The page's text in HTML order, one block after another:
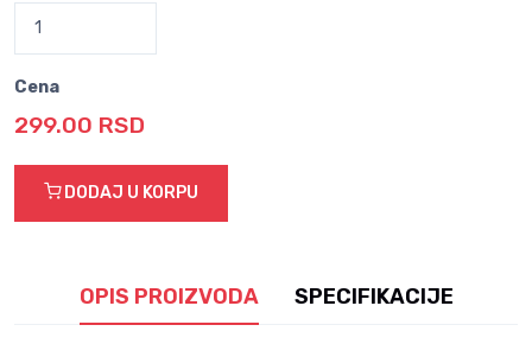
Cena
299.00 RSD
DODAJ U KORPU
OPIS PROIZVODA SPECIFIKACIJE